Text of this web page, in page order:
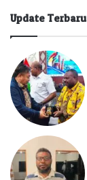
Update Terbaru